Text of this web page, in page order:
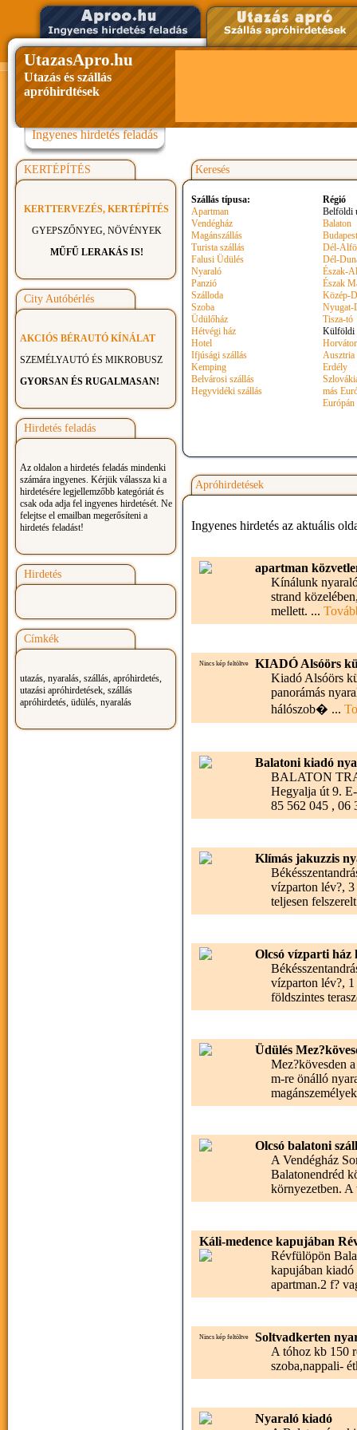
UtazasApro.hu
Utazás és szállás
apróhirdtések
Ingyenes hirdetés feladás
KERTÉPÍTÉS
KERTTERVEZÉS, KERTÉPÍTÉS
GYEPSZŐNYEG, NÖVÉNYEK
MŰFŰ LERAKÁS IS!
City Autóbérlés
AKCIÓS BÉRAUTÓ KÍNÁLAT
SZEMÉLYAUTÓ ÉS MIKROBUSZ
GYORSAN ÉS RUGALMASAN!
Hirdetés feladás
Az oldalon a hirdetés feladás mindenki
számára ingyenes. Kérjük válassza ki a
hirdetésére legjellemzőbb kategóriát és
csak oda adja fel ingyenes hirdetését. Ne
felejtse el emailban megerősíteni a
hirdetés feladást!
Hirdetés
Címkék
utazás, nyaralás, szállás, apróhirdetés,
utazási apróhirdetések, szállás
apróhirdetés, üdülés, nyaralás
Keresés
Szállás típusa:
Apartman
Vendégház
Magánszállás
Turista szállás
Falusi Üdülés
Nyaraló
Panzió
Szálloda
Szoba
Üdülőház
Hétvégi ház
Hotel
Ifjúsági szállás
Kemping
Belvárosi szállás
Hegyvidéki szállás
Régió
Belföldi
Balaton
Dél-
Dél-
Észak-
Észak
Közép-
Nyugat-
Tisza-tó
Külföldi
Ausztria
Erdély
más
Apróhirdetések
Ingyenes hirdetés az aktuális
apartman
Kínálunk
strand
mellett. ...
KIADÓ Alsóörs
Nincs kép feltöltve
Kiadó Alsóörs
panorámás
hálószob� ...
Balatoni kiadó
BALATON
Hegyalja út 9.
85 562 045 , 06
Klímás jakuzzis
vízparton lév?,
teljesen
Olcsó vízparti ház
vízparton lév?, 1
földszintes
Üdülés
Mez?kövesden
m-re önálló
Olcsó balatoni
A Vendégház
Balatonendréd
környezetben.
Káli-medence kapujában
Révfülöpön
kapujában
apartman.2 f?
Soltvadkerten
Nincs kép feltöltve
A tóhoz kb 150
szoba,nappali-
Nyaraló kiadó